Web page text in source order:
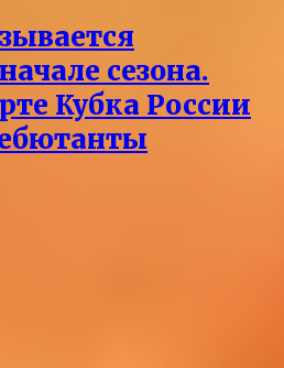
сезона.
Кубка России